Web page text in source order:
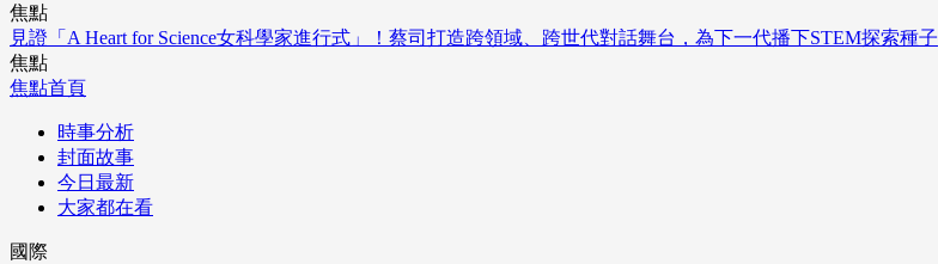
焦點
見證「A Heart for Science女科學家進行式」！蔡司打造跨領域、跨世代對話舞台，為下一代播下STEM探索種子
焦點
焦點首頁
時事分析
封面故事
今日最新
大家都在看
國際